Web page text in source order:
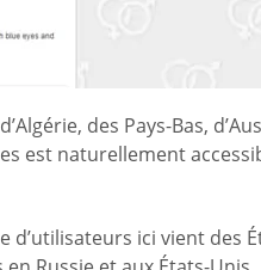
des Pays-Bas,
est naturellement
ici vient des